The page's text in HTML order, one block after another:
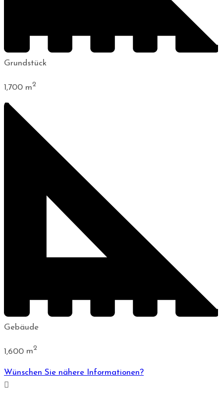
Grundstück
1,700 m2
Gebäude
1,600 m2
Wünschen Sie nähere Informationen?